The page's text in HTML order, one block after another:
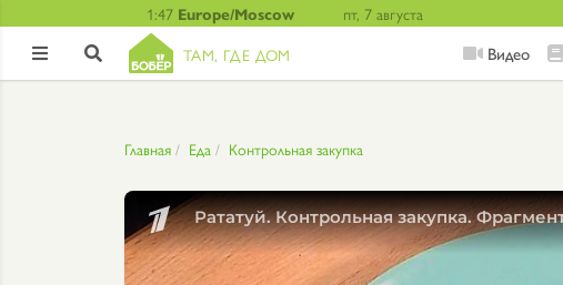
1:47 Europe/Moscow пт, 7 августа
  ТАМ, ГДЕ ДОМ Видео
Главная Еда Контрольная закупка